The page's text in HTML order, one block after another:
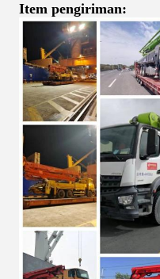
Item pengiriman: